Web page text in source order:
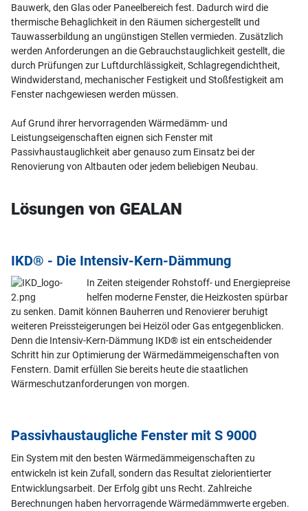
Bauwerk, den Glas oder Paneelbereich fest. Dadurch wird die
thermische Behaglichkeit in den Räumen sichergestellt und
Tauwasserbildung an ungünstigen Stellen vermieden. Zusätzlich
werden Anforderungen an die Gebrauchstauglichkeit gestellt, die
durch Prüfungen zur Luftdurchlässigkeit, Schlagregendichtheit,
Windwiderstand, mechanischer Festigkeit und Stoßfestigkeit am
Fenster nachgewiesen werden müssen.
Auf Grund ihrer hervorragenden Wärmedämm- und
Leistungseigenschaften eignen sich Fenster mit
Passivhaustauglichkeit aber genauso zum Einsatz bei der
Renovierung von Altbauten oder jedem beliebigen Neubau.
Lösungen von GEALAN
IKD® - Die Intensiv-Kern-Dämmung
In Zeiten steigender Rohstoff- und Energiepreise
helfen moderne Fenster, die Heizkosten spürbar
zu senken. Damit können Bauherren und Renovierer beruhigt
weiteren Preissteigerungen bei Heizöl oder Gas entgegenblicken.
Denn die Intensiv-Kern-Dämmung IKD® ist ein entscheidender
Schritt hin zur Optimierung der Wärmedämmeigenschaften von
Fenstern. Damit erfüllen Sie bereits heute die staatlichen
Wärmeschutzanforderungen von morgen.
Passivhaustaugliche Fenster mit S 9000
Ein System mit den besten Wärmedämmeigenschaften zu
entwickeln ist kein Zufall, sondern das Resultat zielorientierter
Entwicklungsarbeit. Der Erfolg gibt uns Recht. Zahlreiche
Berechnungen haben hervorragende Wärmedämmwerte ergeben.